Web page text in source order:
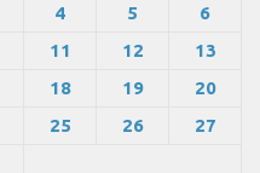
4 5
6
11 12
13
18 19
20
25 26
27